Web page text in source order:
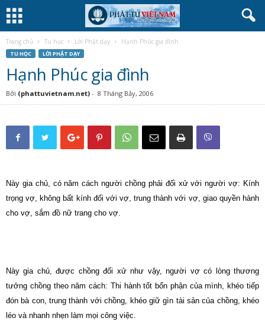
Trang chủ Tu học Lời Phật dạy Hạnh Phúc gia đình
TU HỌC LỜI PHẬT DẠY
Hạnh Phúc gia đình
Bởi (phattuvietnam.net) - 8 Tháng Bảy, 2006
Này gia chủ, có năm cách người chồng phải đối xử với người vợ: Kính
trọng vợ, không bất kính đối với vợ, trung thành với vợ, giao quyền hành
cho vợ, sắm đồ nữ trang cho vợ.
Này gia chủ, được chồng đối xử như vậy, người vợ có lòng thương
tưởng chồng theo năm cách: Thi hành tốt bổn phận của mình, khéo tiếp
đón bà con, trung thành với chồng, khéo giữ gìn tài sản của chồng, khéo
léo và nhanh nhẹn làm mọi công việc.